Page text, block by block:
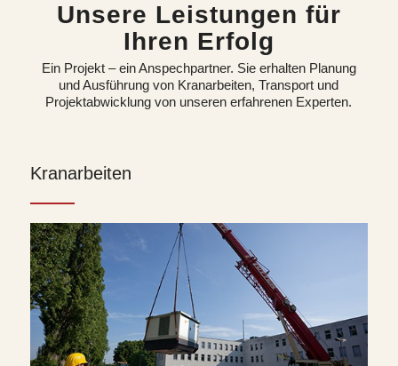
Unsere Leistungen für
Ihren Erfolg
Ein Projekt – ein Anspechpartner. Sie erhalten Planung
und Ausführung von Kranarbeiten, Transport und
Projektabwicklung von unseren erfahrenen Experten.
Kranarbeiten